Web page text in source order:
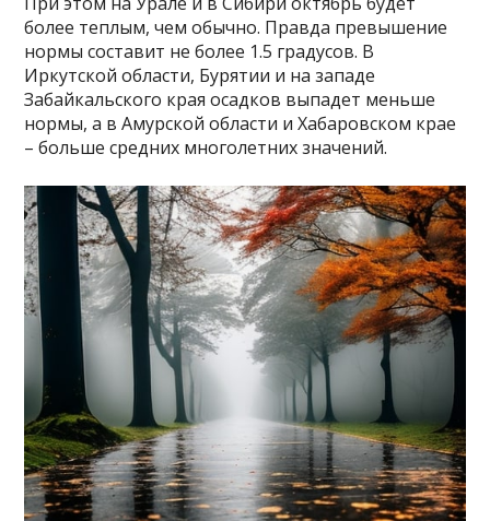
более теплым, чем обычно. Правда превышение
нормы составит не более 1.5 градусов. В
Иркутской области, Бурятии и на западе
Забайкальского края осадков выпадет меньше
нормы, а в Амурской области и Хабаровском крае
– больше средних многолетних значений.